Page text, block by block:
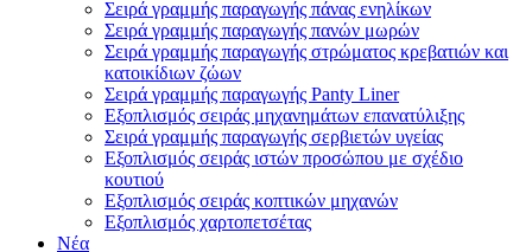
Σειρά γραμμής παραγωγής πάνας ενηλίκων
Σειρά γραμμής παραγωγής πανών μωρών
Σειρά γραμμής παραγωγής στρώματος κρεβατιών και
κατοικίδιων ζώων
Σειρά γραμμής παραγωγής Panty Liner
Εξοπλισμός σειράς μηχανημάτων επανατύλιξης
Σειρά γραμμής παραγωγής σερβιετών υγείας
Εξοπλισμός σειράς ιστών προσώπου με σχέδιο
κουτιού
Εξοπλισμός σειράς κοπτικών μηχανών
Εξοπλισμός χαρτοπετσέτας
Νέα